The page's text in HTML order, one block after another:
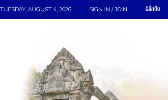
TUESDAY, AUGUST 4, 2026 SIGN IN / JOIN ទំព័រដើម